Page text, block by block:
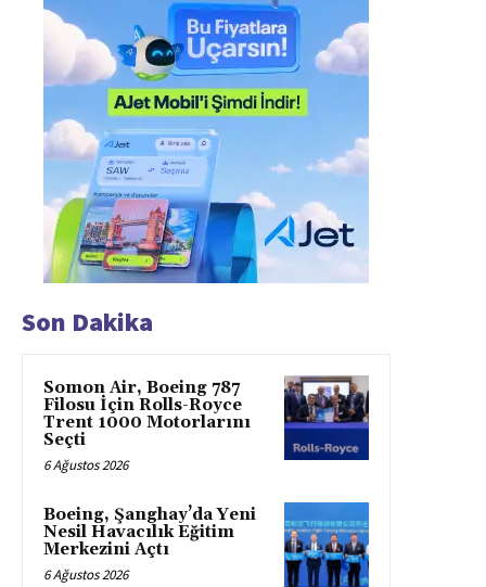
Son Dakika
Somon Air, Boeing 787
Filosu İçin Rolls-Royce
Trent 1000 Motorlarını
Seçti
6 Ağustos 2026
Boeing, Şanghay’da Yeni
Nesil Havacılık Eğitim
Merkezini Açtı
6 Ağustos 2026